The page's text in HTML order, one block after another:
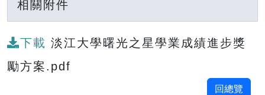
相關附件
下載 淡江大學曙光之星學業成績進步獎
勵方案.pdf
回總覽